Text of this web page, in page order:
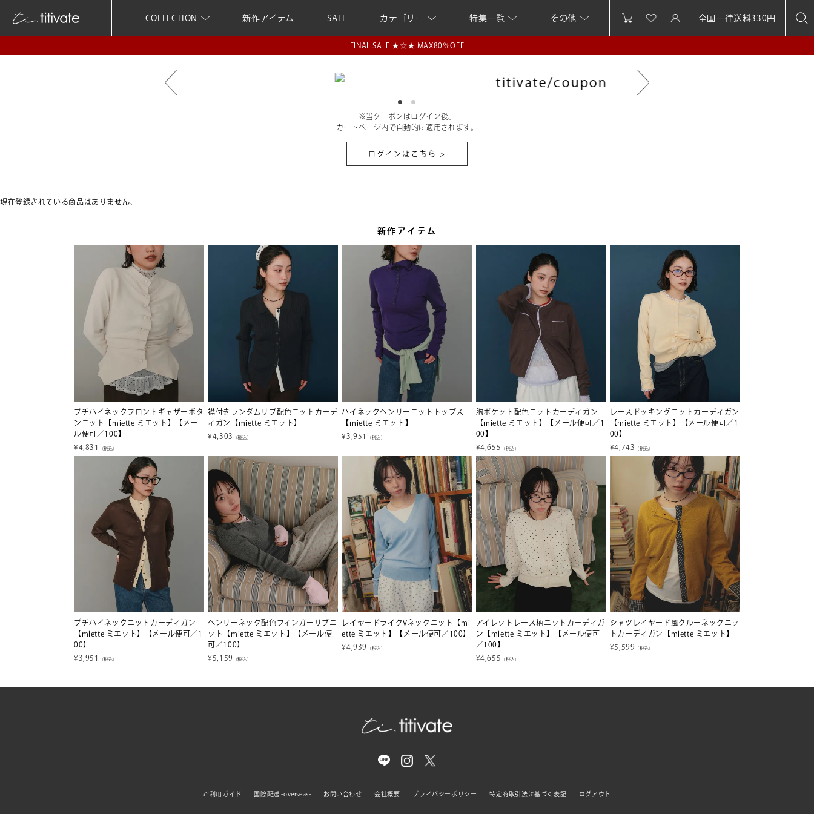
COLLECTION 新作アイテム SALE カテゴリー 特集一覧 その他 全国一律送料330円
FINAL SALE ★☆★ MAX80％OFF
全品対象 ＼10%OFFクーポン／ ▶オススメはこちら
※当クーポンはログイン後、
カートページ内で自動的に適用されます。
ログインはこちら >
現在登録されている商品はありません。
新作アイテム
プチハイネックフロントギャザーボタ
ンニット【miette ミエット】【メー
ル便可／100】
¥4,831 （税込）
襟付きランダムリブ配色ニットカーデ
ィガン【miette ミエット】
¥4,303 （税込）
ハイネックヘンリーニットトップス
【miette ミエット】
¥ 3,951 （税込）
胸ポケット配色ニットカーディガン
【miette ミエット】【メール便可／1
00】
¥4,655 （税込）
レースドッキングニットカーディガン
【miette ミエット】【メール便可／1
00】
¥4,743 （税込）
プチハイネックニットカーディガン
【miette ミエット】【メール便可／1
00】
¥ 3,951 （税込）
ヘンリーネック配色フィンガーリブニ
ット【miette ミエット】【メール便
可／100】
¥ 5,159 （税込）
レイヤードライクVネックニット【mi
ette ミエット】【メール便可／100】
¥4,939 （税込）
アイレットレース柄ニットカーディガ
ン【miette ミエット】【メール便可
／100】
¥4,655 （税込）
シャツレイヤード風クルーネックニッ
トカーディガン【miette ミエット】
¥5,599 （税込）
ご利用ガイド 国際配送 -overseas- お問い合わせ 会社概要 プライバシーポリシー 特定商取引法に基づく表記 ログアウト